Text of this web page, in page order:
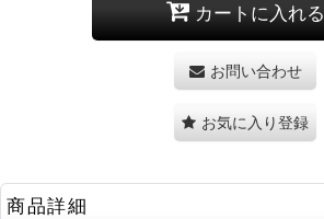
カートに入れる
お問い合わせ
お気に入り登録
商品詳細